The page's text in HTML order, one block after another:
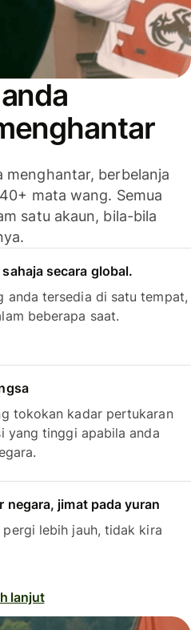
menghantar, berbelanja
mata wang. Semua
satu akaun, bila-bila
secara global.
anda tersedia di satu tempat,
beberapa saat.
tokokan kadar pertukaran
yang tinggi apabila anda
negara, jimat pada yuran
lebih jauh, tidak kira
lanjut